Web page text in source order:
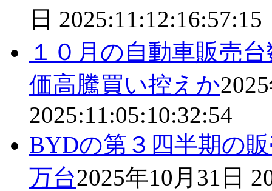
日 2025:11:12:16:57:15
１０月の自動車販売
価高騰買い控えか
2025:11:05:10:32:54
BYDの第３四半期の
万台2025年10月31日